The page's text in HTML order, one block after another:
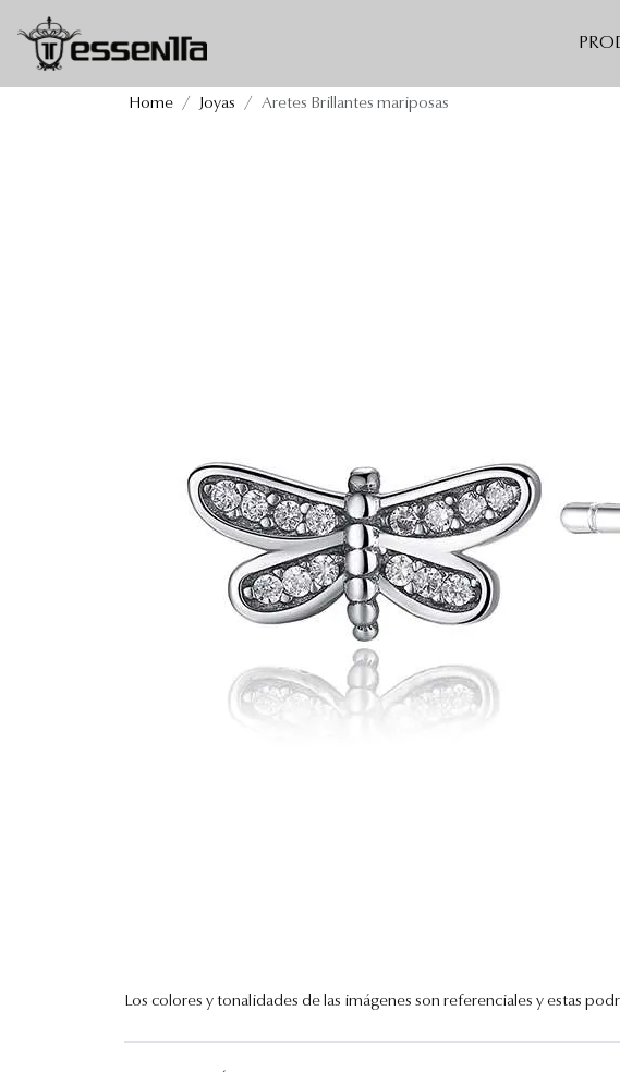
Aretes Brillantes mariposas
Home Joyas Aretes Brillantes mariposas
Los colores y tonalidades de las imágenes son referenciales y estas